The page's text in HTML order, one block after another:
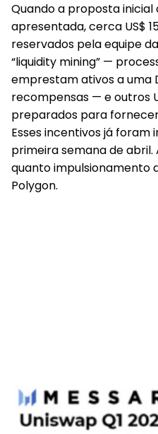
Quando a proposta
apresentada, cerca US$
reservados pela equipe
“liquidity mining” —
emprestam ativos a uma
recompensas — e outros
preparados para
Esses incentivos já
primeira semana de
quanto impulsionamento
Polygon.